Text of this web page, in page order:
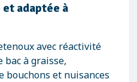
adaptée à
avec réactivité
bac à graisse,
bouchons et nuisances